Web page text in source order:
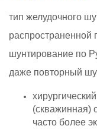
тип желудочного
распространенной
шунтирование по
даже повторный
(скважинная)
часто более